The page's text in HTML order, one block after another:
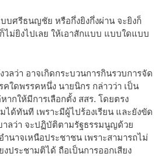
ศรีธนญชัย หรือกึ่งยิงกึ่งผ่าน จะยิงก็
ไม่ยิงไปเลย ให้เอาสักแบบ แบบใดแบบ
า อาจเกิดกระบวนการกินรวบการจัด
ใดพรรคหนึ่ง นายนิกร กล่าวว่า เป็น
ากให้มีการเลือกตั้ง สสร. โดยตรง
ได้ทันที เพราะมีผู้ไปร้องเรียน และยังขัด
ลว่า จะปฏิบัติตามรัฐธรรมนูญด้วย
นาจเหนือประชาชน เพราะสามารถไม่
งประชามติได้ ถือเป็นการออกเสียง